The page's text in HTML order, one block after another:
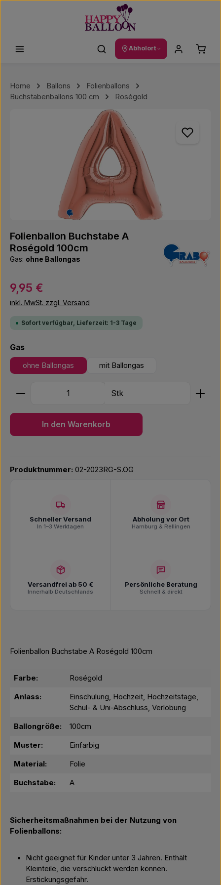
Abholort
Home Ballons
Folienballons
Buchstabenballons 100 cm
Roségold
Folienballon Buchstabe A
Roségold 100cm
Gas: ohne Ballongas
Regulärer Preis:
9,95 €
inkl. MwSt. zzgl. Versand
Sofort verfügbar, Lieferzeit: 1-3 Tage
Gasauswählen
ohne Ballongas mit Ballongas
Produkt Anzahl: Gib den gewünschten Wert ein
Stk
In den Warenkorb
Produktnummer: 02-2023RG-S.OG
Schneller Versand
In 1–3 Werktagen
Abholung vor Ort
Hamburg & Rellingen
Versandfrei ab 50 €
Innerhalb Deutschlands
Persönliche Beratung
Schnell & direkt
Folienballon Buchstabe A Roségold 100cm
Farbe: Roségold
Anlass:
Einschulung, Hochzeit, Hochzeitstage,
Schul- & Uni-Abschluss, Verlobung
Ballongröße: 100cm
Muster: Einfarbig
Material: Folie
Buchstabe: A
Sicherheitsmaßnahmen bei der Nutzung von
Folienballons:
Nicht geeignet für Kinder unter 3 Jahren. Enthält
Kleinteile, die verschluckt werden können.
Erstickungsgefahr.